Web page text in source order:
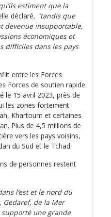
estiment que la
déclaré, "tandis que
devenue insupportable,
économiques et
difficiles dans les pays
entre les Forces
Forces de soutien rapide
le 15 avril 2023, près de
les zones fortement
Khartoum et certaines
Plus de 4,5 millions de
vers les pays voisins,
du Sud et le Tchad.
de personnes restent
l’est et le nord du
Gedaref, de la Mer
une grande